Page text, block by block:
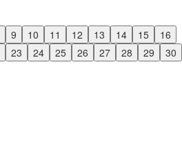
9 10 11 12 13 14 15
16
23 24 25 26 27 28 29
30